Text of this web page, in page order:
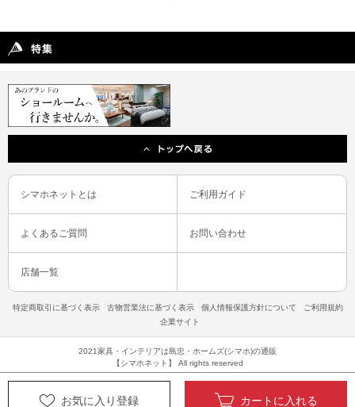
お気に入り登録 カートに入れる
シマホネットとは ご利用ガイド
よくあるご質問 お問い合わせ
店舗一覧
特定商取引に基づく表示 古物営業法に基づく表示 個人情報保護方針について
ご利用規約
企業サイト
2021家具・インテリアは島忠・ホームズ(シマホ)の通販
【シマホネット】 All rights reserved